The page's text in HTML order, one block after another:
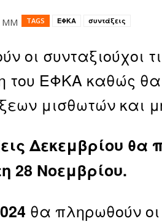
ΜΜ TAGS ΕΦΚΑ συντάξεις
οι συνταξιούχοι
ΕΦΚΑ καθώς θα
μισθωτών και
Δεκεμβρίου θα
28 Νοεμβρίου.
θα πληρωθούν